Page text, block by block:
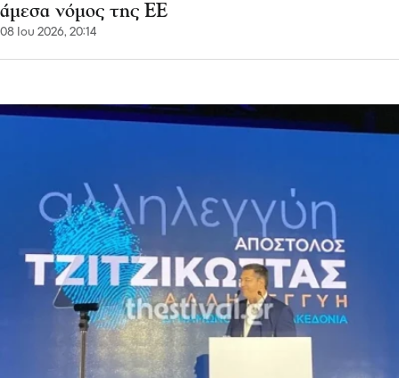
άμεσα νόμος της ΕΕ
08 Ιου 2026, 20:14